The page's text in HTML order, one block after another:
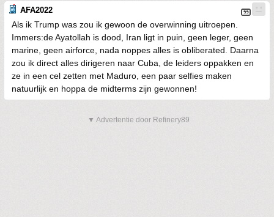
AFA2022
Als ik Trump was zou ik gewoon de overwinning uitroepen.
Immers:de Ayatollah is dood, Iran ligt in puin, geen leger, geen
marine, geen airforce, nada noppes alles is obliberated. Daarna
zou ik direct alles dirigeren naar Cuba, de leiders oppakken en
ze in een cel zetten met Maduro, een paar selfies maken
natuurlijk en hoppa de midterms zijn gewonnen!
▼ Advertentie door Refinery89